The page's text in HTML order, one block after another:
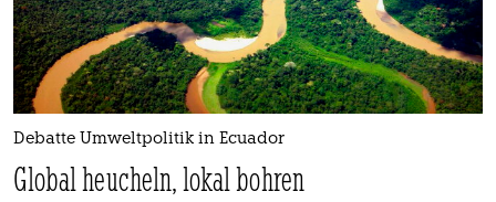
Debatte Umweltpolitik in Ecuador
Global heucheln, lokal bohren